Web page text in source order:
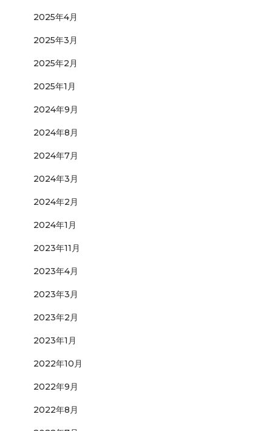
2025年4月
2025年3月
2025年2月
2025年1月
2024年9月
2024年8月
2024年7月
2024年3月
2024年2月
2024年1月
2023年11月
2023年4月
2023年3月
2023年2月
2023年1月
2022年10月
2022年9月
2022年8月